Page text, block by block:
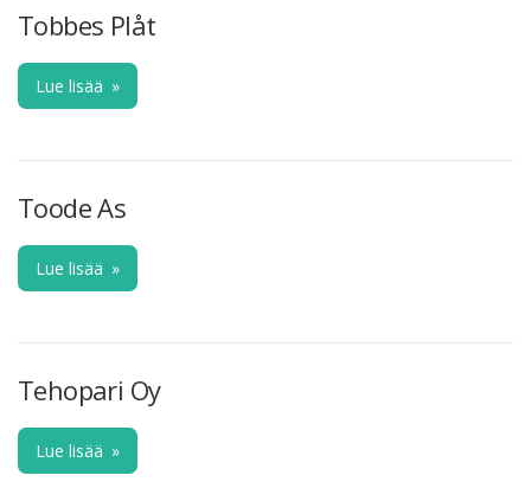
Tobbes Plåt
Lue lisää »
Toode As
Lue lisää »
Tehopari Oy
Lue lisää »